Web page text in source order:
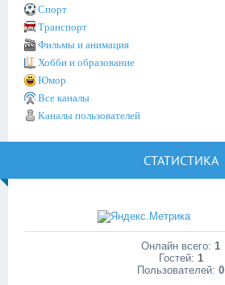
Спорт
Транспорт
Фильмы и анимация
Хобби и образование
Юмор
Все каналы
Каналы пользователей
СТАТИСТИКА
Онлайн всего: 1
Гостей: 1
Пользователей: 0